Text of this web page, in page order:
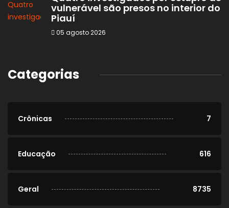
vulnerável são presos no interior do
Piauí
05 agosto 2026
Categorias
Crônicas 7
Educação 616
Geral 8735